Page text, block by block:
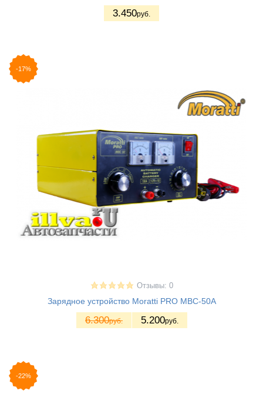
3.450руб.
-17%
Отзывы: 0
Зарядное устройство Moratti PRO MBC-50A
6.300руб. 5.200руб.
-22%